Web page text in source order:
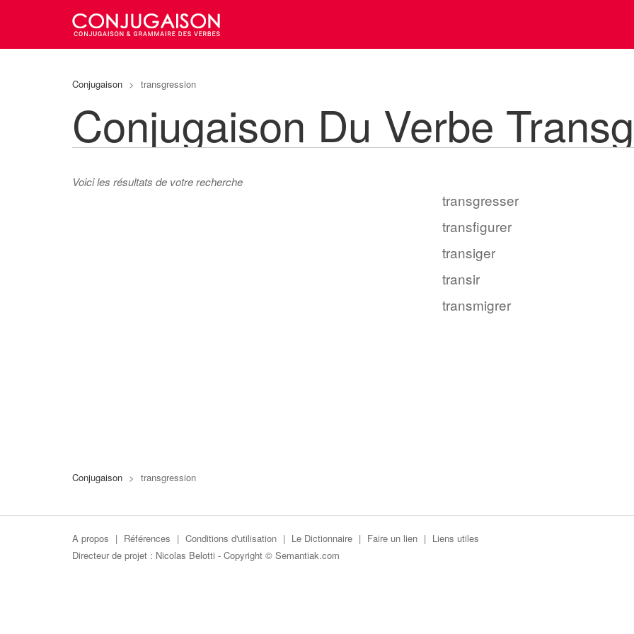
Conjugaison > transgression
Conjugaison Du Verbe
Voici les résultats de votre recherche
transgresser
transfigurer
transiger
transir
transmigrer
Conjugaison > transgression
A propos | Références | Conditions d'utilisation | Le Dictionnaire | Faire un lien | Liens utiles
Directeur de projet : Nicolas Belotti - Copyright © Semantiak.com